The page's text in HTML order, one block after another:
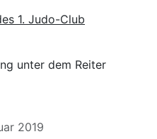
1. Judo-Club
unter dem Reiter
2019